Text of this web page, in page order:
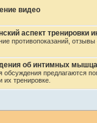
видео
аспект тренировки
противопоказаний,
об интимных
обсуждения предлагаются
тренировке.